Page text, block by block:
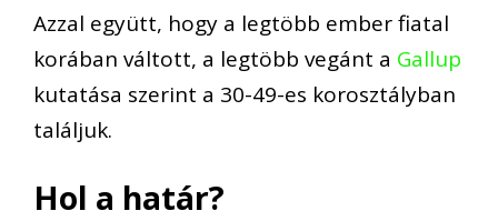
Azzal együtt, hogy a legtöbb emberfiatal
korában váltott, a legtöbb vegánt a Gallup
kutatása szerint a 30-49-es korosztályban
találjuk.
Hol a határ?